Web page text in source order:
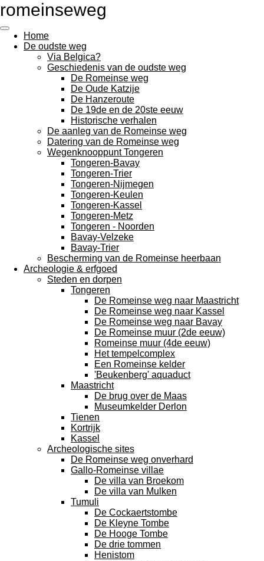
Ga
naar
hoofdinhoud
romeinseweg
Home
De oudste weg
Via Belgica?
Geschiedenis van de oudste weg
De Romeinse weg
De Oude Katzije
De Hanzeroute
De 19de en de 20ste eeuw
Historische verhalen
De aanleg van de Romeinse weg
Datering van de Romeinse weg
Wegenknooppunt Tongeren
Tongeren-Bavay
Tongeren-Trier
Tongeren-Nijmegen
Tongeren-Keulen
Tongeren-Kassel
Tongeren-Metz
Tongeren - Noorden
Bavay-Velzeke
Bavay-Trier
Bescherming van de Romeinse heerbaan
Archeologie & erfgoed
Steden en dorpen
Tongeren
De Romeinse weg naar Maastricht
De Romeinse weg naar Kassel
De Romeinse weg naar Bavay
De Romeinse muur (2de eeuw)
Romeinse muur (4de eeuw)
Het tempelcomplex
Een Romeinse kelder
'Beukenberg' aquaduct
Maastricht
De brug over de Maas
Museumkelder Derlon
Tienen
Kortrijk
Kassel
Archeologische sites
De Romeinse weg onverhard
Gallo-Romeinse villae
De villa van Broekom
De villa van Mulken
Tumuli
De Cockaertstombe
De Kleyne Tombe
De Hooge Tombe
De drie tommen
Henistom